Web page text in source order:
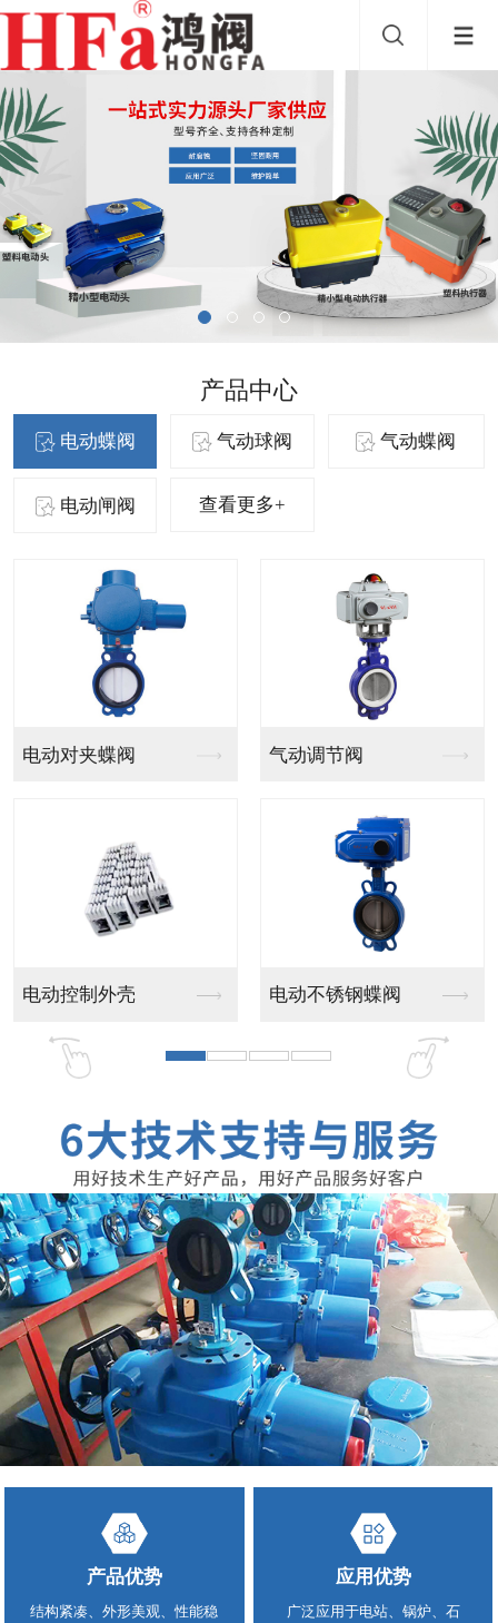
产品中心
电动蝶阀 气动球阀 气动蝶阀
电动闸阀 查看更多+
气动法兰球阀 气动PVC球阀
气动V型法兰调节球阀 气动PPH球阀
产品优势
结构紧凑、外形美观、性能稳
应用优势
广泛应用于电站、锅炉、石